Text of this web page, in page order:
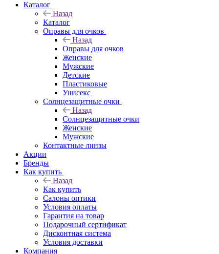
Каталог
Назад
Каталог
Оправы для очков
Назад
Оправы для очков
Женские
Мужские
Детские
Пластиковые
Унисекс
Солнцезащитные очки
Назад
Солнцезащитные очки
Женские
Мужские
Контактные линзы
Акции
Бренды
Как купить
Назад
Как купить
Салоны оптики
Условия оплаты
Гарантия на товар
Подарочный сертификат
Дисконтная система
Условия доставки
Компания